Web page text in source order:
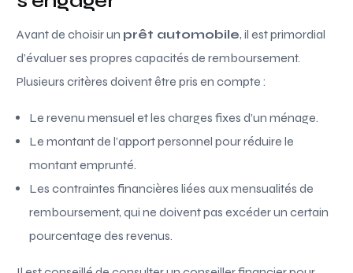
Avant de choisir un prêt automobile, il est primordial
d’évaluer ses propres capacités de remboursement.
Plusieurs critères doivent être pris en compte :
Le revenu mensuel et les charges fixes d’un ménage.
Le montant de l’apport personnel pour réduire le
montant emprunté.
Les contraintes financières liées aux mensualités de
remboursement, qui ne doivent pas excéder un certain
pourcentage des revenus.